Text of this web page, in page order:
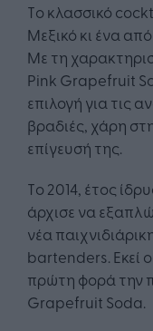
Tο κλασσικό
Μεξικό κι ένα
Με τη
Pink Grapefruit
επιλογή για τις
βραδιές, χάρη
επίγευσή της.
Tο 2014, έτος
άρχισε να
νέα
bartenders. Εκεί
πρώτη φορά την
Grapefruit Soda.